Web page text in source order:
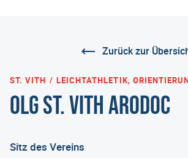
Zurück zur
ST. VITH LEICHTATHLETIK,
OLG St. Vith ARODOC
Sitz des Vereins